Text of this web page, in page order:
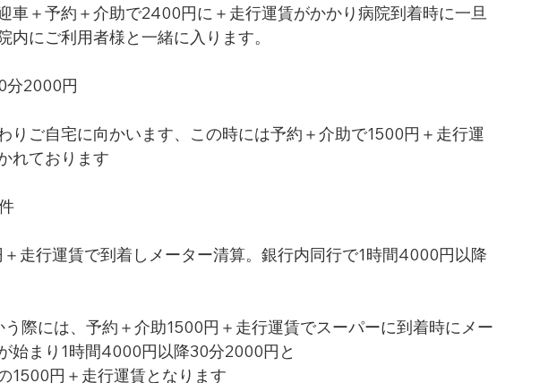
車＋予約＋介助で2400円に＋走行運賃がかかり病院到着時に一旦
内にご利用者様と一緒に入ります。
分2000円
りご自宅に向かいます、この時には予約＋介助で1500円＋走行運
れております
走行運賃で到着しメーター清算。銀行内同行で1時間4000円以降
際には、予約＋介助1500円＋走行運賃でスーパーに到着時にメー
始まり1時間4000円以降30分2000円と
1500円＋走行運賃となります